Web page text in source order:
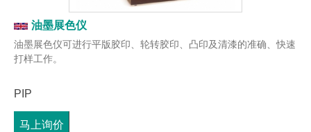
油墨展色仪
油墨展色仪可进行平版胶印、轮转胶印、凸印及清漆的准确、快速
打样工作。
PIP
马上询价